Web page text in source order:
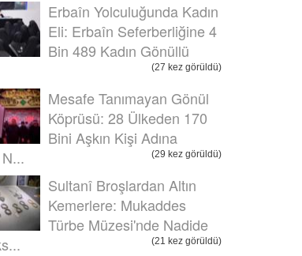
Erbaîn Yolculuğunda Kadın
Eli: Erbaîn Seferberliğine 4
Bin 489 Kadın Gönüllü
(27 kez görüldü)
Mesafe Tanımayan Gönül
Köprüsü: 28 Ülkeden 170
Bini Aşkın Kişi Adına
(29 kez görüldü)
Sultanî Broşlardan Altın
Kemerlere: Mukaddes
Türbe Müzesi'nde Nadide
(21 kez görüldü)